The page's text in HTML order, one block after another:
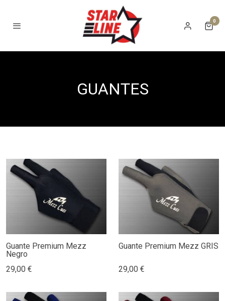
0
GUANTES
Guante Premium Mezz
Negro
29,00 €
Guante Premium Mezz GRIS
29,00 €